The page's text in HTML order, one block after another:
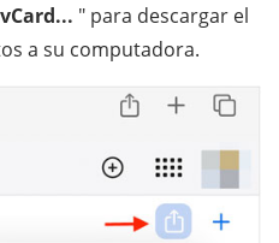
" para descargar el
a su computadora.